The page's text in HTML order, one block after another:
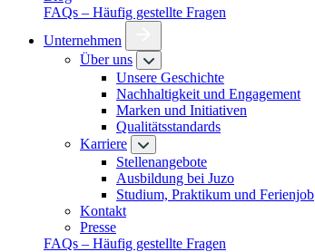
FAQs – Häufig gestellte Fragen
Unternehmen
Über uns
Unsere Geschichte
Nachhaltigkeit und Engagement
Marken und Initiativen
Qualitätsstandards
Karriere
Stellenangebote
Ausbildung bei Juzo
Studium, Praktikum und Ferienjob
Kontakt
Presse
FAQs – Häufig gestellte Fragen